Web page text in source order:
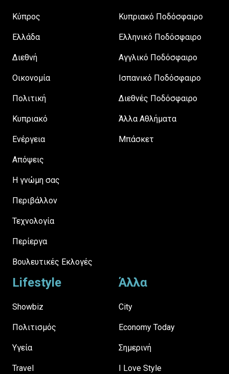
Κύπρος
Ελλάδα
Διεθνή
Οικονομία
Πολιτική
Κυπριακό
Ενέργεια
Απόψεις
H γνώμη σας
Περιβάλλον
Τεχνολογία
Περίεργα
Βουλευτικές Εκλογές
Κυπριακό Ποδόσφαιρο
Ελληνικό Ποδόσφαιρο
Αγγλικό Ποδόσφαιρο
Ισπανικό Ποδόσφαιρο
Διεθνές Ποδόσφαιρο
Άλλα Αθλήματα
Μπάσκετ
Lifestyle
Showbiz
Πολιτισμός
Υγεία
Travel
Άλλα
City
Economy Today
Σημερινή
I Love Style